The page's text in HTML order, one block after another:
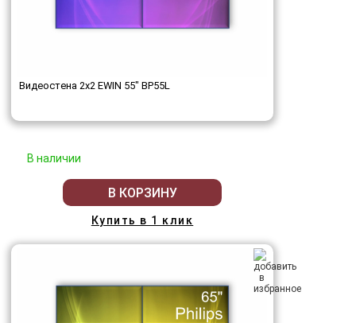
Видеостена 2x2 EWIN 55" BP55L
В наличии
В КОРЗИНУ
Купить в 1 клик